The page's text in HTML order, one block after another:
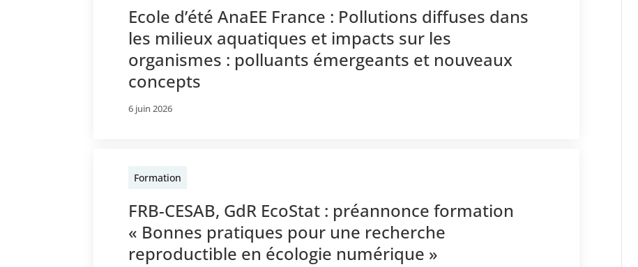
Ecole d’été AnaEE France : Pollutions diffuses dans
les milieux aquatiques et impacts sur les
organismes : polluants émergeants et nouveaux
concepts
6 juin 2026
Formation
FRB-CESAB, GdR EcoStat : préannonce formation
« Bonnes pratiques pour une recherche
reproductible en écologie numérique »